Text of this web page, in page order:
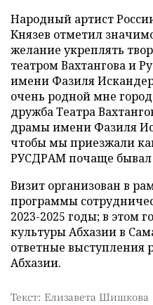
Народный артист
Князев отметил
желание укреплять
театром Вахтангова и
имени Фазиля
очень родной мне
дружба Театра
драмы имени Фазиля
чтобы мы приезжали
РУСДРАМ почаще бывал
Визит организован в
программы
2023-2025 годы; в этом
культуры Абхазии в
ответные выступления
Абхазии.
Текст: Елизавета Шишкова